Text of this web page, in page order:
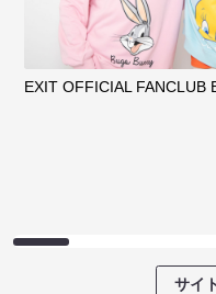
EXIT OFFICIAL FANCLUB
サイ